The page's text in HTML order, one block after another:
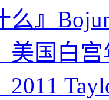
么』
美国白
2011